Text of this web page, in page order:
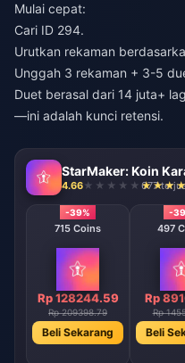
Mulai cepat:
Cari ID 294.
Urutkan rekaman
Unggah 3 rekaman + 3-5
Duet berasal dari 14 juta+
—ini adalah kunci retensi.
4.66 677
-39%
715 Coins
Rp 128244.59
Rp 209398.79
Beli Sekarang
-
497
Rp
Rp
Beli